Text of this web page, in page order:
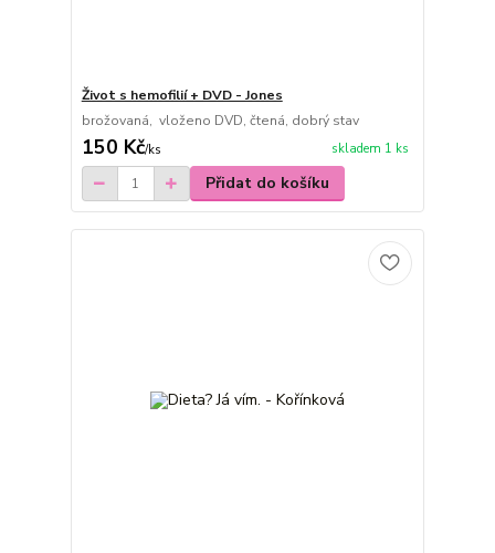
Život s hemofilií + DVD - Jones
brožovaná, vloženo DVD, čtená, dobrý stav
150 Kč/ks skladem 1 ks
Přidat do košíku